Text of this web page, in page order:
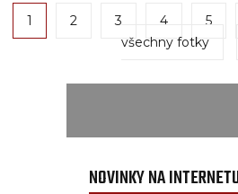
1 2 3 4 5
všechny fotky
NOVINKY NA